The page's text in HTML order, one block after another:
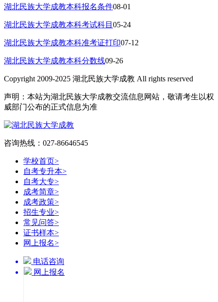
湖北民族大学成教本科报名条件08-01
湖北民族大学成教本科考试科目 05-24
湖北民族大学成教本科准考证打印07-12
湖北民族大学成教本科分数线09-26
Copyright 2009-2025 湖北民族大学成教 All rights reserved
声明：本站为湖北民族大学成教交流信息网站，敬请考生以权
威部门公布的正式信息为准
咨询热线：027-86646545
学校首页>
自考专升本>
自考大专>
成考简章>
成考政策>
招生专业>
常见问答>
证书样本>
网上报名>
电话咨询
网上报名